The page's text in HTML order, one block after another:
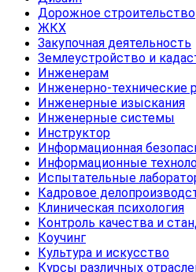
Дорожное строительство
ЖКХ
Закупочная деятельность
Землеустройство и
Инженерам
Инженерно-технические
Инженерные изыскания
Инженерные системы
Инструктор
Информационная
Информационные
Испытательные
Кадровое
Клиническая психология
Контроль качества и
Коучинг
Культура и искусство
Курсы различных